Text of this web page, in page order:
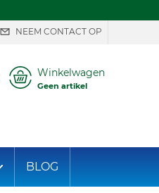
NEEM CONTACT OP
Winkelwagen
Geen artikel
BLOG